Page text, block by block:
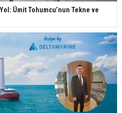
Ümit Tohumcu’nun Tekne ve